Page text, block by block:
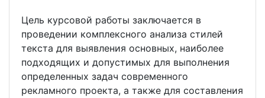
Цель курсовой работы заключается в
проведении комплексного анализа стилей
текста для выявления основных, наиболее
подходящих и допустимых для выполнения
определенных задач современного
рекламного проекта, а также для составления